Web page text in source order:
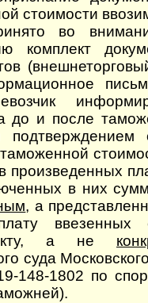
стоимости
во
комплект
до и после
подтверждением
в произведенных
в них
, а
а не
суда
148-1802 по